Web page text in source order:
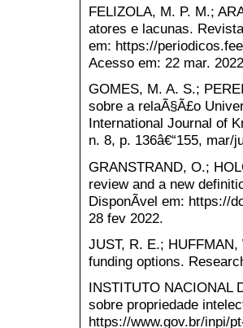
FELIZOLA, M. P. M.;
atores e lacunas.
em: https://
Acesso em: 22 mar.
GOMES, M. A. S.;
sobre a relaÃ§Ã£o
International Journal of
n. 8, p. 136â€“155, mar/
GRANSTRAND, O.;
review and a new
DisponÃ­vel em: https://
28 fev 2022.
JUST, R. E.;
funding options.
INSTITUTO NACIONAL
sobre propriedade
https://www.gov.br/inpi/